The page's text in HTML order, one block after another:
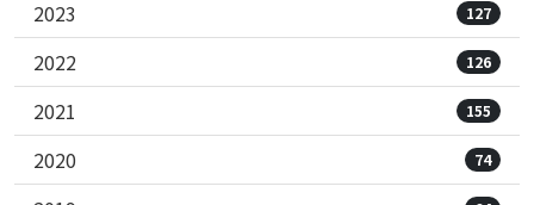
2023 127
2022 126
2021 155
2020 74